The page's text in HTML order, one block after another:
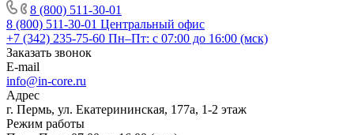
8 (800) 511-30-01
8 (800) 511-30-01 Центральный офис
+7 (342) 235-75-60 Пн–Пт: с 07:00 до 16:00 (мск)
Заказать звонок
E-mail
info@in-core.ru
Адрес
г. Пермь, ул. ​Екатерининская, 177а, ​1-2 этаж
Режим работы